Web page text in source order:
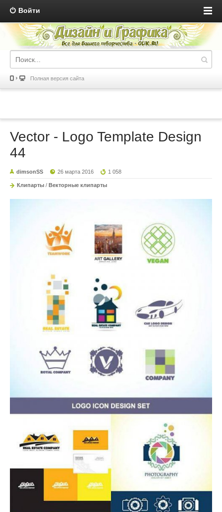
Войти
Полная версия сайта
Vector - Logo Template Design
44
dimsonSS 26 марта 2016 1 058
Клипарты / Векторные клипарты